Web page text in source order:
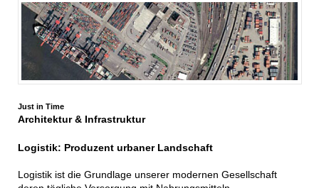
Just in Time
Architektur & Infrastruktur
Logistik: Produzent urbaner Landschaft
Logistik ist die Grundlage unserer modernen Gesellschaft